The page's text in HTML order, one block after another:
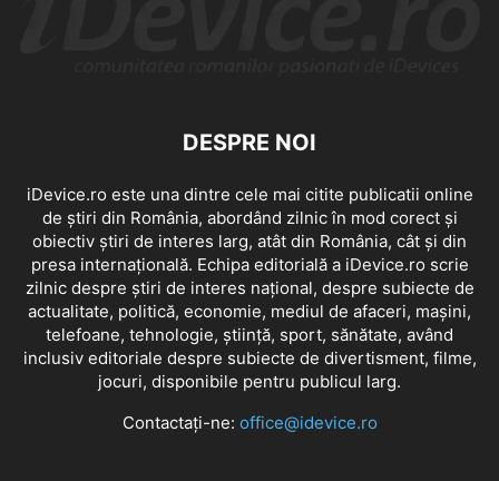
DESPRE NOI
iDevice.ro este una dintre cele mai citite publicatii online
de știri din România, abordând zilnic în mod corect și
obiectiv știri de interes larg, atât din România, cât și din
presa internațională. Echipa editorială a iDevice.ro scrie
zilnic despre știri de interes național, despre subiecte de
actualitate, politică, economie, mediul de afaceri, mașini,
telefoane, tehnologie, știință, sport, sănătate, având
inclusiv editoriale despre subiecte de divertisment, filme,
jocuri, disponibile pentru publicul larg.
Contactați-ne: office@idevice.ro